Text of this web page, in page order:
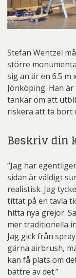
Stefan Wentzel
större
sig an är en 6.5 m
Jönköping. Han
tankar om att
riskera att ta bort
Beskriv din
“Jag har
sidan är väldigt
realistisk. Jag
tittat på en tavla
hitta nya grejor.
mer traditionella
Jag gick från
gärna airbrush,
kan få plats om
bättre av det.”